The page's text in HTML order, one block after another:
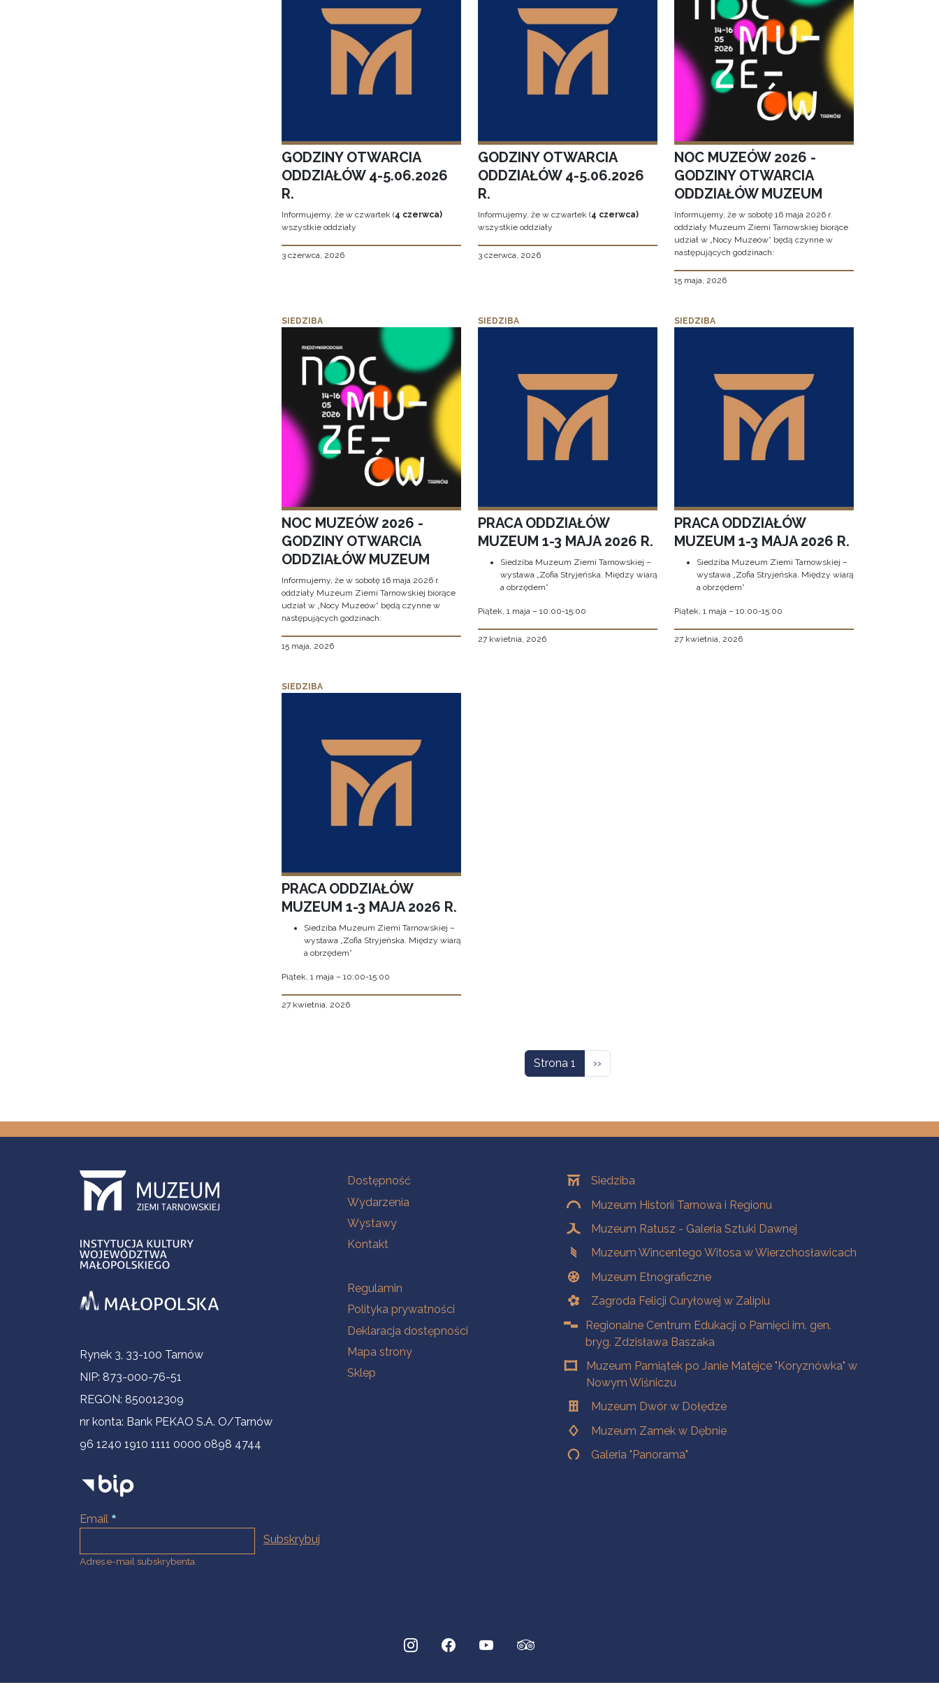
GODZINY OTWARCIA
ODDZIAŁÓW 4-5.06.2026
R.
Informujemy, że w czwartek (4 czerwca)
wszystkie oddziały
3 czerwca, 2026
GODZINY OTWARCIA
ODDZIAŁÓW 4-5.06.2026
R.
Informujemy, że w czwartek (4 czerwca)
wszystkie oddziały
3 czerwca, 2026
NOC MUZEÓW 2026 -
GODZINY OTWARCIA
ODDZIAŁÓW MUZEUM
Informujemy, że w sobotę 16 maja 2026 r.
oddziały Muzeum Ziemi Tarnowskiej biorące
udział w „Nocy Muzeów” będą czynne w
następujących godzinach:
15 maja, 2026
SIEDZIBA
NOC MUZEÓW 2026 -
GODZINY OTWARCIA
ODDZIAŁÓW MUZEUM
Informujemy, że w sobotę 16 maja 2026 r.
oddziały Muzeum Ziemi Tarnowskiej biorące
udział w „Nocy Muzeów” będą czynne w
następujących godzinach:
15 maja, 2026
SIEDZIBA
PRACA ODDZIAŁÓW
MUZEUM 1-3 MAJA 2026 R.
Siedziba Muzeum Ziemi Tarnowskiej –
wystawa „Zofia Stryjeńska. Między wiarą
a obrzędem”
Piątek, 1 maja – 10:00-15:00
27 kwietnia, 2026
SIEDZIBA
PRACA ODDZIAŁÓW
MUZEUM 1-3 MAJA 2026 R.
Siedziba Muzeum Ziemi Tarnowskiej –
wystawa „Zofia Stryjeńska. Między wiarą
a obrzędem”
Piątek, 1 maja – 10:00-15:00
27 kwietnia, 2026
SIEDZIBA
PRACA ODDZIAŁÓW
MUZEUM 1-3 MAJA 2026 R.
Siedziba Muzeum Ziemi Tarnowskiej –
wystawa „Zofia Stryjeńska. Między wiarą
a obrzędem”
Piątek, 1 maja – 10:00-15:00
27 kwietnia, 2026
Strona 1 Następna strona
››
Informacje kontaktowe
Rynek 3, 33-100 Tarnów
NIP: 873-000-76-51
REGON: 850012309
nr konta: Bank PEKAO S.A. O/Tarnów
96 1240 1910 1111 0000 0898 4744
Email
Adres e-mail subskrybenta.
Na skróty
Dostępność
Wydarzenia
Wystawy
Kontakt
Na skróty
Regulamin
Polityka prywatności
Deklaracja dostępności
Mapa strony
Sklep
OddziałySiedziba
Muzeum Historii Tarnowa i Regionu
Muzeum Ratusz - Galeria Sztuki Dawnej
Muzeum Wincentego Witosa w Wierzchosławicach
Muzeum Etnograficzne
Zagroda Felicji Curyłowej w Zalipiu
Regionalne Centrum Edukacji o Pamięci im. gen.
bryg. Zdzisława Baszaka
Muzeum Pamiątek po Janie Matejce "Koryznówka" w
Nowym Wiśniczu
Muzeum Dwór w Dołędze
Muzeum Zamek w Dębnie
Galeria "Panorama"